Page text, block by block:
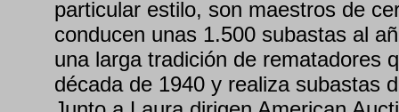
particular estilo, son maestros de
conducen unas 1.500 subastas al
una larga tradición de rematadores
década de 1940 y realiza subastas